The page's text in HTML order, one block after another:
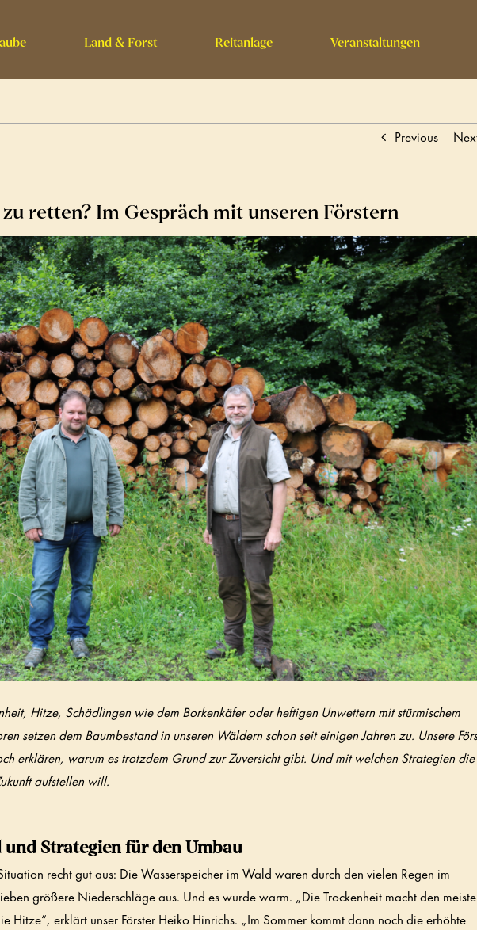
Land & Forst Reitanlage Veranstaltungen
Previous
retten? Im Gespräch mit unseren Förstern
Hitze, Schädlingen wie dem Borkenkäfer oder heftigen Unwettern mit stürmischem
setzen dem Baumbestand in unseren Wäldern schon seit einigen Jahren zu. Unsere
erklären, warum es trotzdem Grund zur Zuversicht gibt. Und mit welchen Strategien die
aufstellen will.
Strategien für den Umbau
recht gut aus: Die Wasserspeicher im Wald waren durch den vielen Regen im
größere Niederschläge aus. Und es wurde warm. „Die Trockenheit macht den
Hitze“, erklärt unser Förster Heiko Hinrichs. „Im Sommer kommt dann noch die erhöhte